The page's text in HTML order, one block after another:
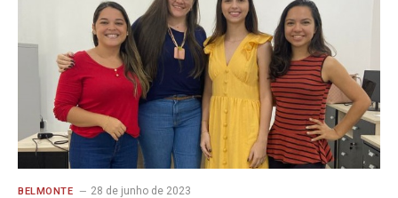
BELMONTE 28 de junho de 2023